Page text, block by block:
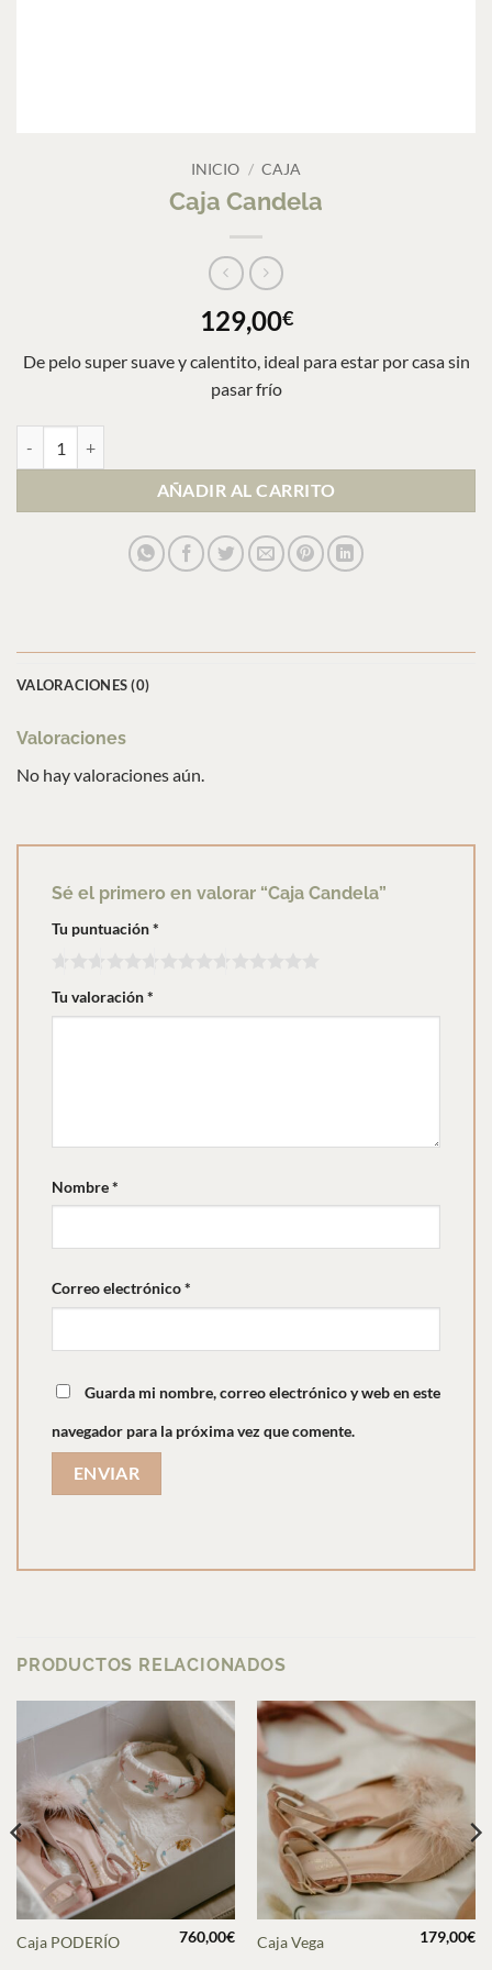
INICIO / CAJA
Caja Candela
129,00€
De pelo super suave y calentito, ideal para estar por casa sin
pasar frío
AÑADIR AL CARRITO
VALORACIONES (0)
Valoraciones
No hay valoraciones aún.
Sé el primero en valorar “Caja Candela”
Tu puntuación*
Tu valoración*
Nombre*
Correo electrónico*
Guarda mi nombre, correo electrónico y web en este
navegador para la próxima vez que comente.
PRODUCTOS RELACIONADOS
Caja PODERÍO 760,00€ Caja Vega 179,00€